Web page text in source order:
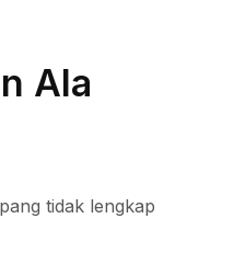
Ala
tidak lengkap